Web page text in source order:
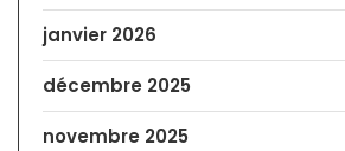
janvier 2026
décembre 2025
novembre 2025